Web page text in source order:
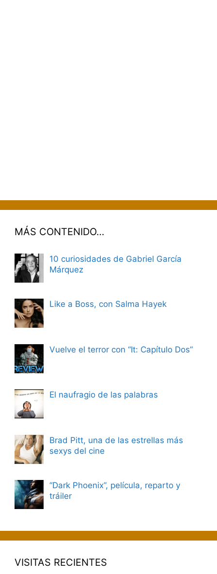
MÁS CONTENIDO…
10 curiosidades de Gabriel García
Márquez
Like a Boss, con Salma Hayek
Vuelve el terror con “It: Capítulo Dos”
El naufragio de las palabras
Brad Pitt, una de las estrellas más
sexys del cine
“Dark Phoenix”, película, reparto y
tráiler
VISITAS RECIENTES